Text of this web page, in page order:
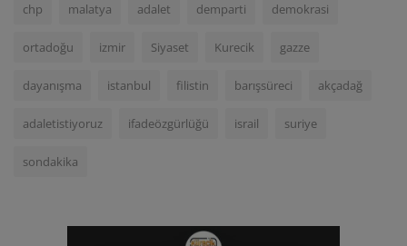
chp malatya adalet demparti demokrasi
ortadoğu izmir Siyaset Kurecik gazze
dayanışma istanbul filistin barışsüreci akçadağ
adaletistiyoruz ifadeözgürlüğü israil suriye
sondakika